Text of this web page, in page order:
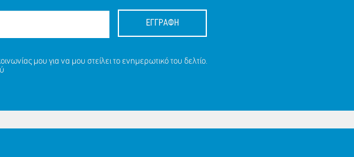
ΕΓΓΡΑΦΗ
μου για να μου στείλει το ενημερωτικό του δελτίο.